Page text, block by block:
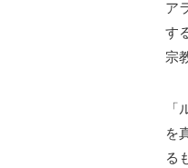
ア
す
宗
を
る